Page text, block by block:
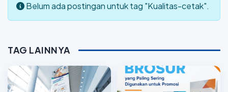
Belum ada postingan untuk tag "Kualitas-cetak".
TAG LAINNYA